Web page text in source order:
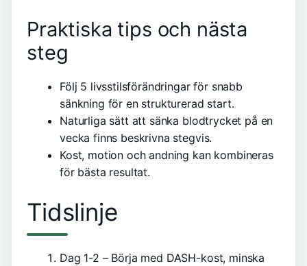
Praktiska tips och nästa
steg
Följ 5 livsstilsförändringar för snabb
sänkning för en strukturerad start.
Naturliga sätt att sänka blodtrycket på en
vecka finns beskrivna stegvis.
Kost, motion och andning kan kombineras
för bästa resultat.
Tidslinje
Dag 1-2 – Börja med DASH-kost, minska